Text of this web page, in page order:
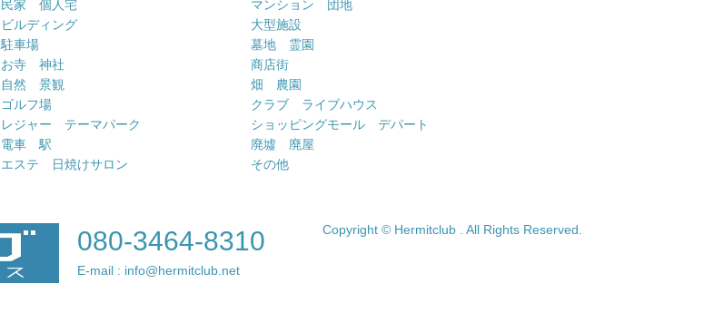
民家 個人宅
マンション 団地
ビルディング
大型施設
駐車場
墓地 霊園
お寺 神社
商店街
自然 景観
畑 農園
ゴルフ場
クラブ ライブハウス
レジャー テーマパーク
ショッピングモール デパート
電車 駅
廃墟 廃屋
エステ 日焼けサロン その他
080-3464-8310
E-mail : info@hermitclub.net
Copyright © Hermitclub . All Rights Reserved.